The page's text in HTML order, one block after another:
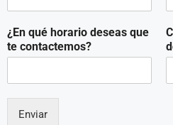
¿En qué horario deseas que
te contactemos?
Enviar